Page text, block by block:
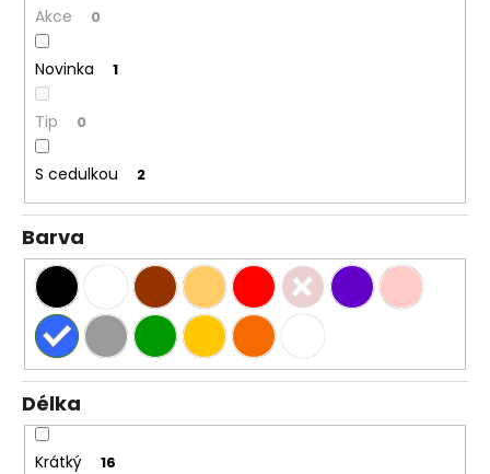
ůAkce 0
Novinka 1
Tip 0
S cedulkou 2
Barva
Délka
Krátký 16